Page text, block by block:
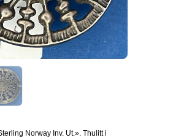
Norway Inv. Ut.». Thulitt i